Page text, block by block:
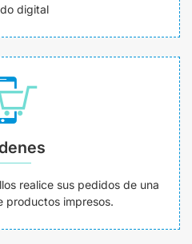
digital
realice sus pedidos de una
productos impresos.